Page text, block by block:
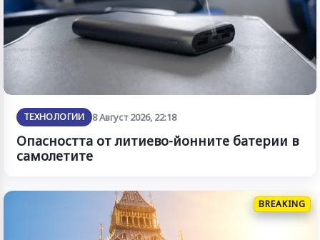
ТЕХНОЛОГИИ 8 Август 2026, 22:18
Опасността от литиево-йонните батерии в
самолетите
BREAKING